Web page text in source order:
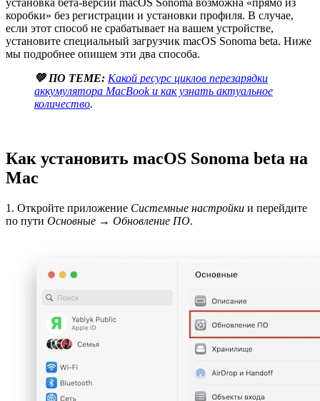
установка бета-версии macOS Sonoma возможна «прямо из
коробки» без регистрации и установки профиля. В случае,
если этот способ не срабатывает на вашем устройстве,
установите специальный загрузчик macOS Sonoma beta. Ниже
мы подробнее опишем эти два способа.
💚 ПО ТЕМЕ: Какой ресурс циклов перезарядки
аккумулятора MacBook и как узнать актуальное
количество.
Как установить macOS Sonoma beta на
Mac
1. Откройте приложение Системные настройки и перейдите
по пути Основные → Обновление ПО.